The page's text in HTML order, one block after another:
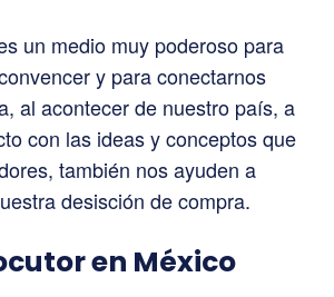
un medio muy poderoso para
y para conectarnos
al acontecer de nuestro país, a
con las ideas y conceptos que
también nos ayuden a
desisción de compra.
en México